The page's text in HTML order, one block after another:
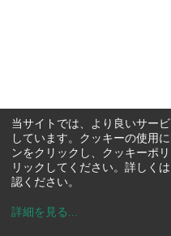
当サイトでは、より良いサー
しています。クッキーの使用
ンをクリックし、クッキーポ
リックしてください。詳しく
認ください。
詳細を見る ...